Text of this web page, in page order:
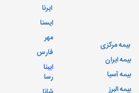
بیمه مرکزی
بیمه ایران
بیمه آسیا
بیمه البرز
ایرنا
ایسنا
مهر
فارس
ایبنا
رسا